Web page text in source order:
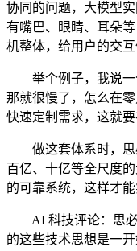
协同的问题，大模型
有嘴巴、眼睛、耳朵
机整体，给用户的交
举个例子，我说一
那就很慢了，怎么在
快速定制需求，这就要
做这套体系时，思
百亿、十亿等全尺度
的可靠系统，这样才
AI 科技评论：思必
的这些技术思想是一开